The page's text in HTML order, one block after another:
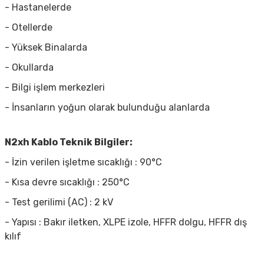
- Hastanelerde
- Otellerde
- Yüksek Binalarda
- Okullarda
- Bilgi işlem merkezleri
- İnsanların yoğun olarak bulunduğu alanlarda
N2xh Kablo Teknik Bilgiler:
- İzin verilen işletme sıcaklığı : 90°C
- Kısa devre sıcaklığı : 250°C
- Test gerilimi (AC) : 2 kV
- Yapısı : Bakır iletken, XLPE izole, HFFR dolgu, HFFR dış
kılıf